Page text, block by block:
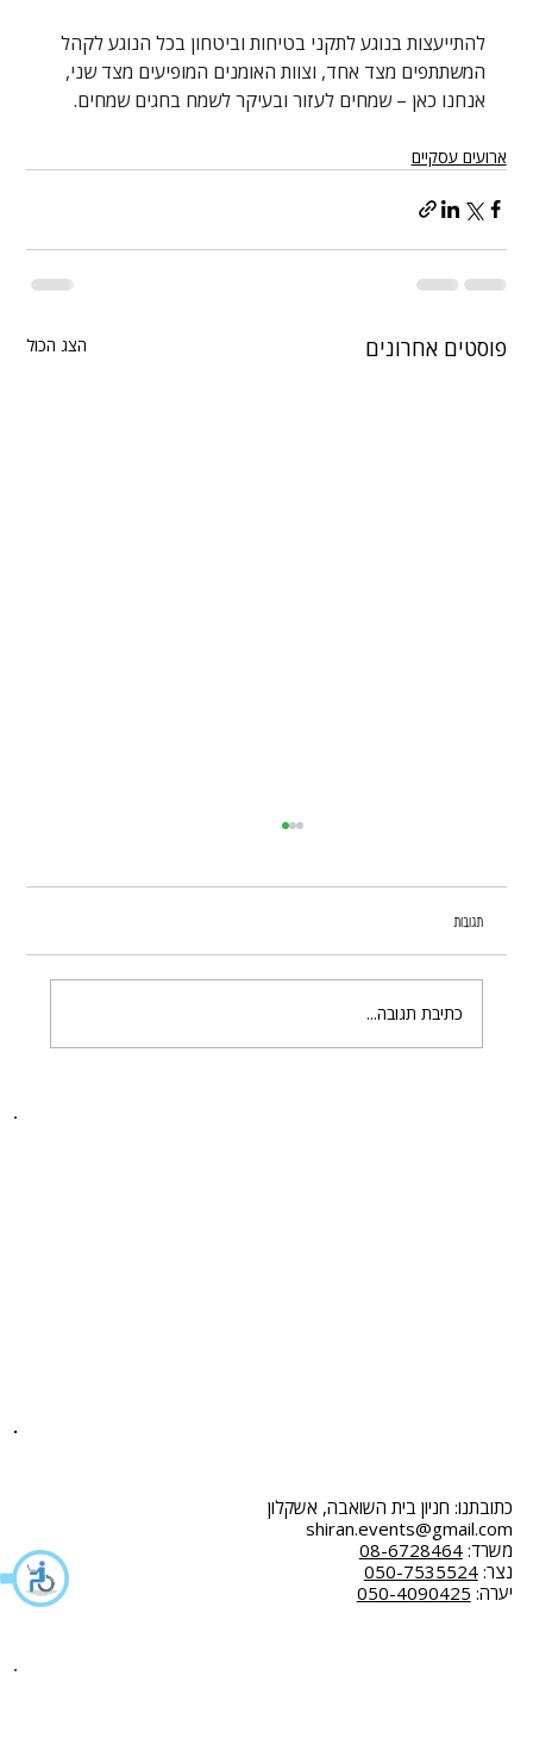
להתייעצות בנוגע לתקני בטיחות וביטחון בכל הנוגע לקהל
המשתתפים מצד אחד, וצוות האומנים המופיעים מצד שני,
אנחנו כאן – שמחים לעזור ובעיקר לשמח בחגים שמחים.
ארועים עסקיים
פוסטים אחרונים הצג הכול
תגובות
כתיבת תגובה...
כתובתנו: חניון בית השואבה, אשקלון
shiran.events@gmail.com
משרד:08-6728464
נצר:050-7535524
יערה: 050-4090425